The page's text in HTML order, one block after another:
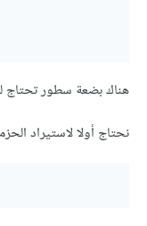
هناك بضعة سطور تحتاج
نحتاج أولا لاستيراد